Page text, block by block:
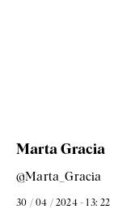
Marta Gracia
@Marta_Gracia
30 / 04 / 2024 - 13: 22